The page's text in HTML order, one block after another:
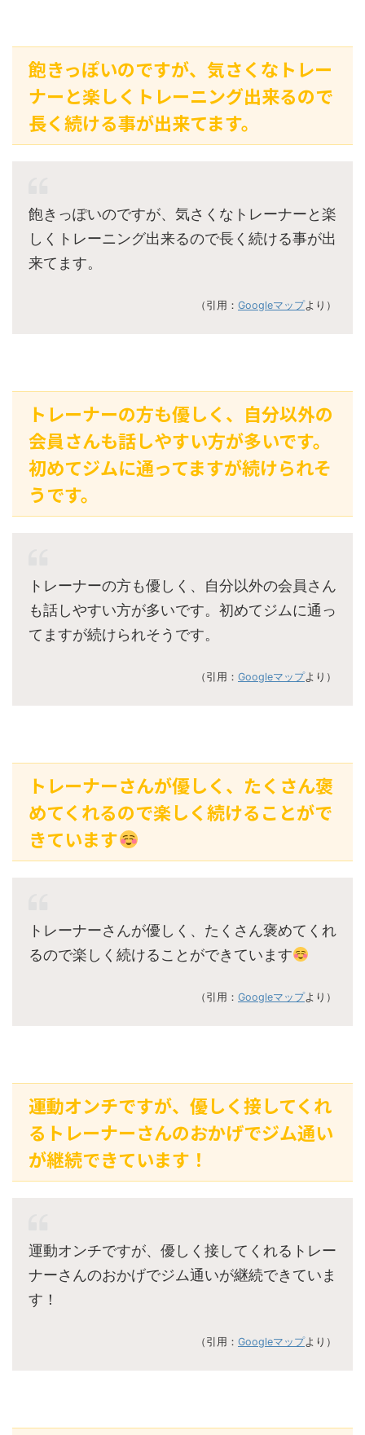
飽きっぽいのですが、気さくなトレー
ナーと楽しくトレーニング出来るので
長く続ける事が出来てます。
飽きっぽいのですが、気さくなトレーナーと楽
しくトレーニング出来るので長く続ける事が出
来てます。
（引用： Googleマップより）
トレーナーの方も優しく、自分以外の
会員さんも話しやすい方が多いです。
初めてジムに通ってますが続けられそ
うです。
トレーナーの方も優しく、自分以外の会員さん
も話しやすい方が多いです。初めてジムに通っ
てますが続けられそうです。
（引用： Googleマップより）
トレーナーさんが優しく、たくさん褒
めてくれるので楽しく続けることがで
きています
トレーナーさんが優しく、たくさん褒めてくれ
るので楽しく続けることができています
（引用： Googleマップより）
運動オンチですが、優しく接してくれ
るトレーナーさんのおかげでジム通い
が継続できています！
運動オンチですが、優しく接してくれるトレー
ナーさんのおかげでジム通いが継続できていま
す！
（引用： Googleマップより）